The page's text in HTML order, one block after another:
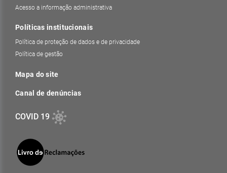
Acesso a informação administrativa
Políticas institucionais
Política de proteção de dados e de privacidade
Política de gestão
Mapa do site
Canal de denúncias
COVID 19